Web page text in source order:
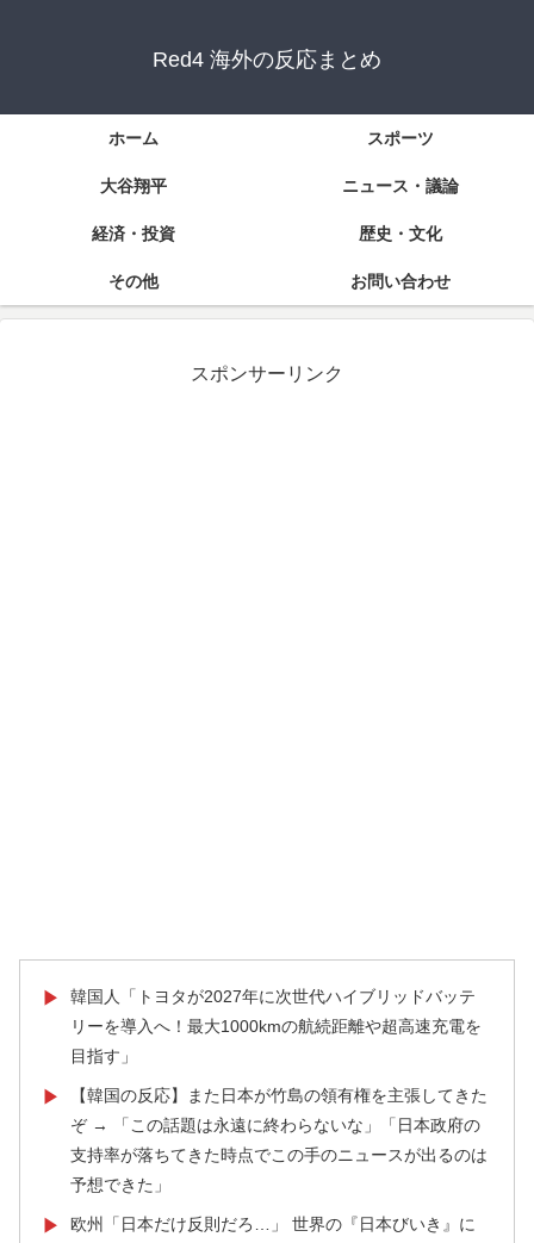
Red4 海外の反応まとめ
ホーム スポーツ
大谷翔平 ニュース・議論
経済・投資 歴史・文化
その他 お問い合わせ
スポンサーリンク
▶
韓国人「トヨタが2027年に次世代ハイブリッドバッテ
リーを導入へ！最大1000kmの航続距離や超高速充電を
目指す」
▶
【韓国の反応】また日本が竹島の領有権を主張してきた
ぞ → 「この話題は永遠に終わらないな」「日本政府の
支持率が落ちてきた時点でこの手のニュースが出るのは
予想できた」
▶
欧州「日本だけ反則だろ…」 世界の『日本びいき』に